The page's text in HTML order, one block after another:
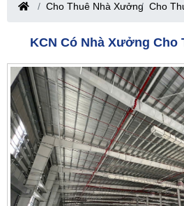
Cho Thuê Nhà Xưởng Cho
KCN Có Nhà Xưởng Cho